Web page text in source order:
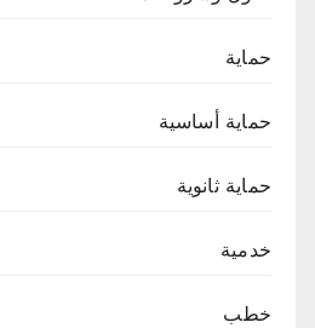
حماية
حماية أساسية
حماية ثانوية
خدمية
خطب